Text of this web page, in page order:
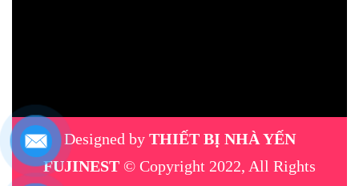
Designed by THIẾT BỊ NHÀ YẾN
FUJINEST © Copyright 2022, All Rights